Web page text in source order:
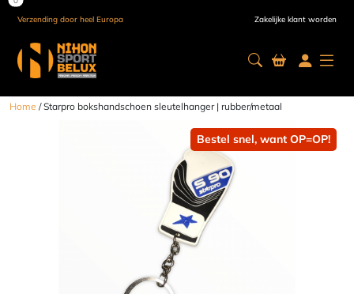
Verzending door heel Europa Zakelijke klant worden
Home / Starpro bokshandschoen sleutelhanger | rubber/metaal
Bestel snel, want OP=OP!